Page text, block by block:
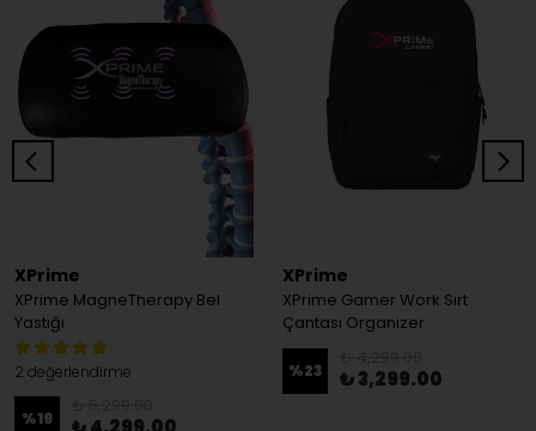
XPrime
XPrime MagneTherapy Bel
Yastığı
2 değerlendirme
%19
XPrime
XPrime Gamer Work Sırt
Çantası Organizer
%23 ₺ 3,299.00